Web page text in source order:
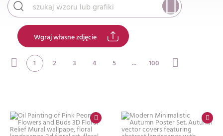
Wgraj własne zdjęcie
1 2 3 4 5 ... 100